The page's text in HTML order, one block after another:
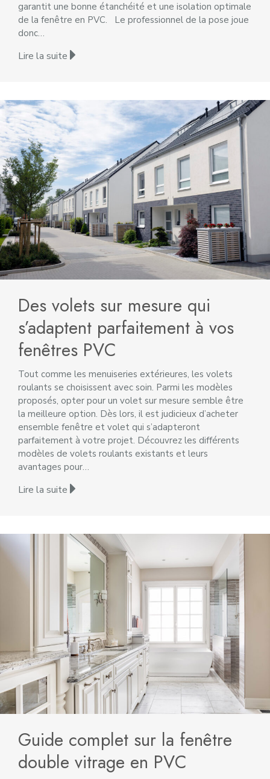
garantit une bonne étanchéité et une isolation optimale
de la fenêtre en PVC. Le professionnel de la pose joue
donc…
Lire la suite
Des volets sur mesure qui
s’adaptent parfaitement à vos
fenêtres PVC
Tout comme les menuiseries extérieures, les volets
roulants se choisissent avec soin. Parmi les modèles
proposés, opter pour un volet sur mesure semble être
la meilleure option. Dès lors, il est judicieux d’acheter
ensemble fenêtre et volet qui s’adapteront
parfaitement à votre projet. Découvrez les différents
modèles de volets roulants existants et leurs
avantages pour…
Lire la suite
Guide complet sur la fenêtre
double vitrage en PVC